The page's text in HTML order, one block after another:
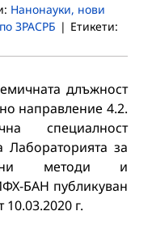
Нанонауки, нови
ЗРАСРБ | Етикети:
длъжност
направление 4.2.
специалност
за
методи и
БАН публикуван
г.